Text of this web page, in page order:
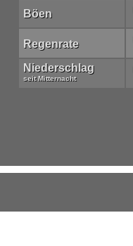
Böen
Regenrate
Niederschlag
seit Mitternacht